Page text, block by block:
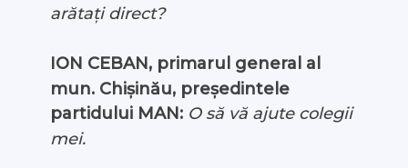
arătați direct?
ION CEBAN, primarul general al
mun. Chișinău, președintele
partidului MAN: O să vă ajute colegii
mei.